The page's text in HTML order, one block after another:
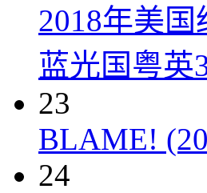
2018年美
蓝光国粤英
23
BLAME!
24